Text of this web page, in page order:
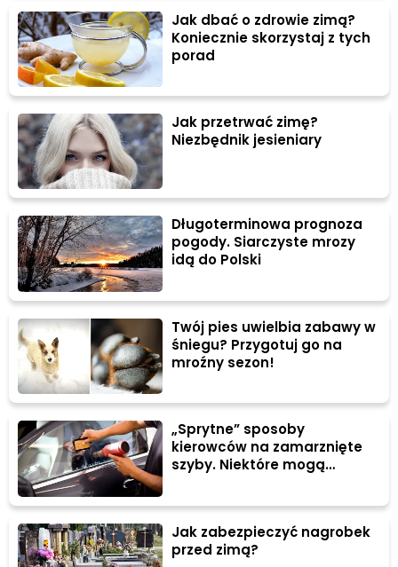
Jak dbać o zdrowie zimą?
Koniecznie skorzystaj z tych
porad
Jak przetrwać zimę?
Niezbędnik jesieniary
Długoterminowa prognoza
pogody. Siarczyste mrozy
idą do Polski
Twój pies uwielbia zabawy w
śniegu? Przygotuj go na
mroźny sezon!
„Sprytne” sposoby
kierowców na zamarznięte
szyby. Niektóre mogą
Jak zabezpieczyć nagrobek
przed zimą?